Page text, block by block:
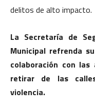
delitos de alto impacto.
La Secretaría de
Municipal refrenda
colaboración con
retirar de las
violencia.